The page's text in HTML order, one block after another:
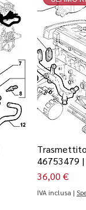
46753479 |
Prezzo
36,00 €
IVA inclusa |